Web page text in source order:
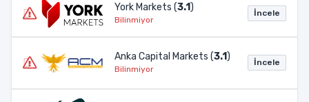
York Markets (3.1)
Bilinmiyor
İncele
Anka Capital Markets (3.1)
Bilinmiyor
İncele